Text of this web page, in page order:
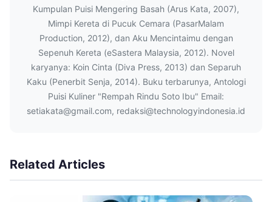
Kumpulan Puisi Mengering Basah (Arus Kata, 2007),
Mimpi Kereta di Pucuk Cemara (PasarMalam
Production, 2012), dan Aku Mencintaimu dengan
Sepenuh Kereta (eSastera Malaysia, 2012). Novel
karyanya: Koin Cinta (Diva Press, 2013) dan Separuh
Kaku (Penerbit Senja, 2014). Buku terbarunya, Antologi
Puisi Kuliner "Rempah Rindu Soto Ibu" Email:
setiakata@gmail.com, redaksi@technologyindonesia.id
Related Articles